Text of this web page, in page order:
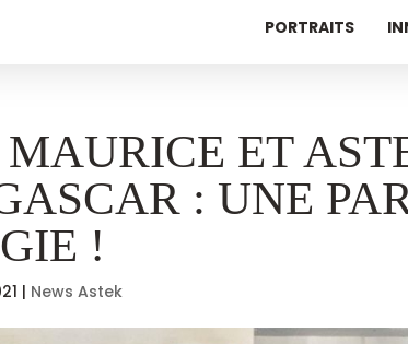
PORTRAITS
ET
: UNE
!
| News Astek